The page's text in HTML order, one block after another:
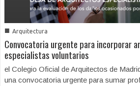
■ Arquitectura
Convocatoria urgente para incorporar
especialistas voluntarios
el Colegio Oficial de Arquitectos de
una convocatoria urgente para sumar